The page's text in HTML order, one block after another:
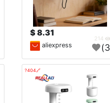
8.31 $
aliexpress
🔗404?